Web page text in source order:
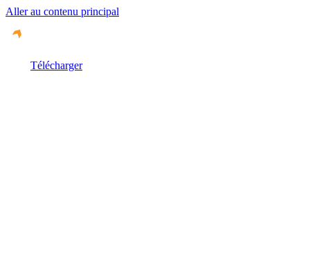
Aller au contenu principal
Télécharger